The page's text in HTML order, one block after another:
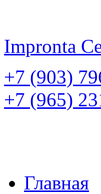
Impronta
+7 (903)
+7 (965)
Главная